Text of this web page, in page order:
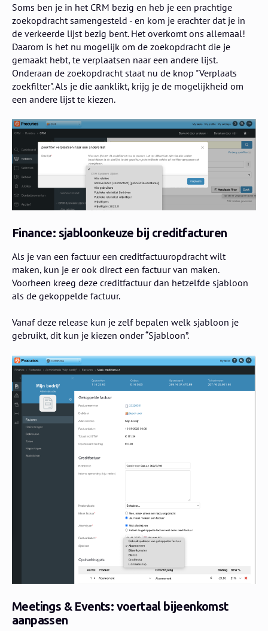
Soms ben je in het CRM bezig en heb je een prachtige
zoekopdracht samengesteld - en kom je erachter dat je in
de verkeerde lijst bezig bent. Het overkomt ons allemaal!
Daarom is het nu mogelijk om de zoekopdracht die je
gemaakt hebt, te verplaatsen naar een andere lijst.
Onderaan de zoekopdracht staat nu de knop "Verplaats
zoekfilter". Als je die aanklikt, krijg je de mogelijkheid om
een andere lijst te kiezen.
Finance: sjabloonkeuze bij creditfacturen
Als je van een factuur een creditfactuuropdracht wilt
maken, kun je er ook direct een factuur van maken.
Voorheen kreeg deze creditfactuur dan hetzelfde sjabloon
als de gekoppelde factuur.
Vanaf deze release kun je zelf bepalen welk sjabloon je
gebruikt, dit kun je kiezen onder “Sjabloon”.
Meetings & Events: voertaal bijeenkomst
aanpassen